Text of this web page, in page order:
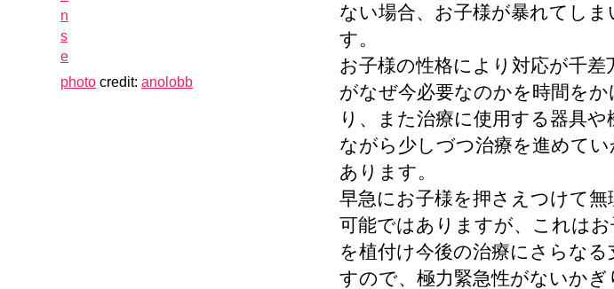
photo credit: anolobb
ない場合、お子様が暴れてし
す。
お子様の性格により対応が千
がなぜ今必要なのかを時間を
り、また治療に使用する器具
ながら少しづつ治療を進めて
あります。
早急にお子様を押さえつけて
可能ではありますが、これは
を植付け今後の治療にさらな
すので、極力緊急性がないか